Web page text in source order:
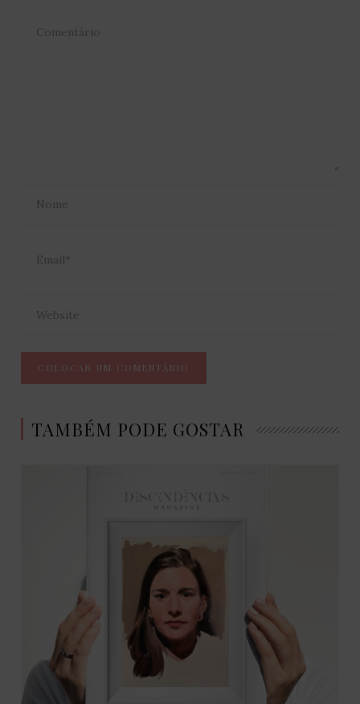
TAMBÉM PODE GOSTAR